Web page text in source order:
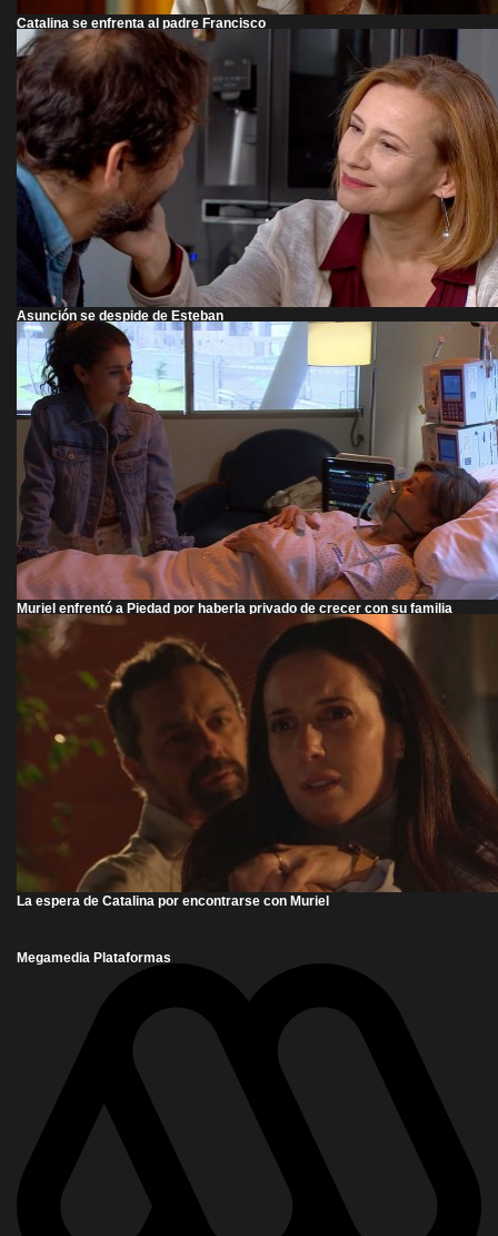
Catalina se enfrenta al padre Francisco
Asunción se despide de Esteban
Muriel enfrentó a Piedad por haberla privado de crecer con su familia
La espera de Catalina por encontrarse con Muriel
Megamedia Plataformas